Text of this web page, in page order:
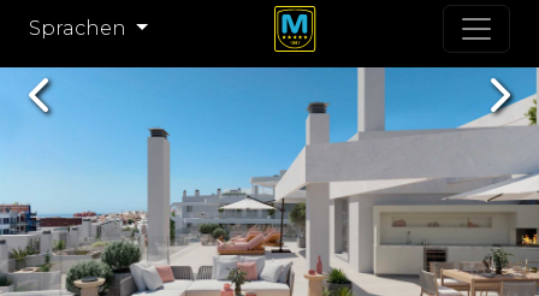
Sprachen
Previous